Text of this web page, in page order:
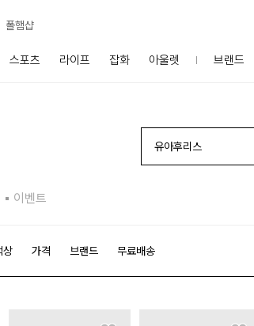
폴햄샵
스포츠 라이프 잡화 아울렛 브랜드
이벤트
상 가격 브랜드 무료배송